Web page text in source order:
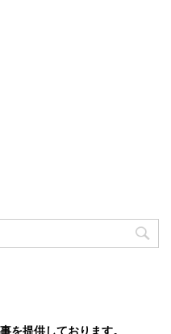
を提供しております。